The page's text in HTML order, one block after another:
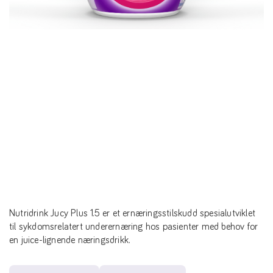
Nutridrink Jucy Plus 1.5 er et ernæringsstilskudd spesialutviklet
til sykdomsrelatert underernæring hos pasienter med behov for
en juice-lignende næringsdrikk.